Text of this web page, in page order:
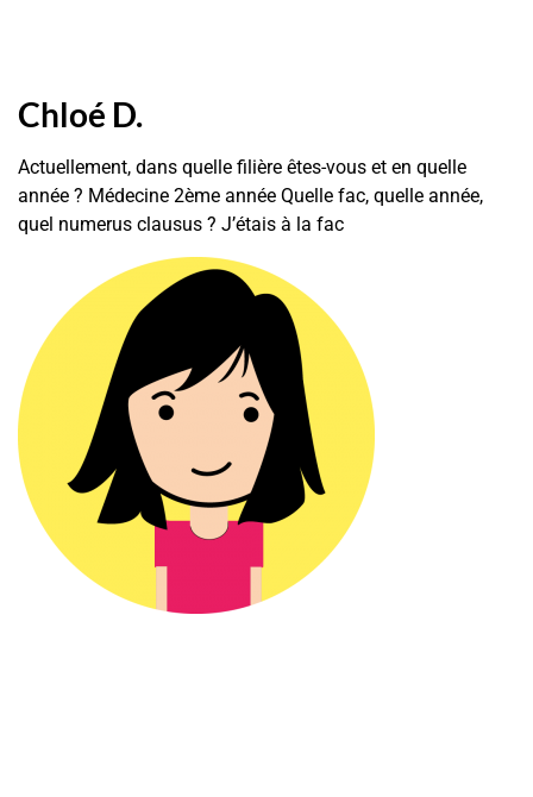
Chloé D.
Actuellement, dans quelle filière êtes-vous et en quelle
année ? Médecine 2ème année Quelle fac, quelle année,
quel numerus clausus ? J’étais à la fac